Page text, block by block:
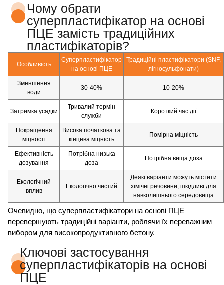
Чому обрати
суперпластифікатор на основі
ПЦЕ замість традиційних
пластифікаторів?
Особливість
Суперпластифікатор
на основі ПЦЕ
Традиційні пластифікатори (SNF,
лігносульфонати)
Зменшення
води
30-40% 10-20%
Затримка усадки
Тривалий термін
служби
Короткий час дії
Покращення
міцності
Висока початкова та
кінцева міцність
Помірна міцність
Ефективність
дозування
Потрібна низька
доза
Потрібна вища доза
Екологічний
вплив
Екологічно чистий
Деякі варіанти можуть містити
хімічні речовини, шкідливі для
навколишнього середовища
Очевидно, що суперпластифікатори на основі ПЦЕ
перевершують традиційні варіанти, роблячи їх переважним
вибором для високопродуктивного бетону.
Ключові застосування
суперпластифікаторів на основі
ПЦЕ